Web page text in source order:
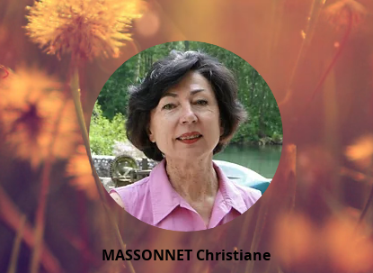
MASSONNET Christiane